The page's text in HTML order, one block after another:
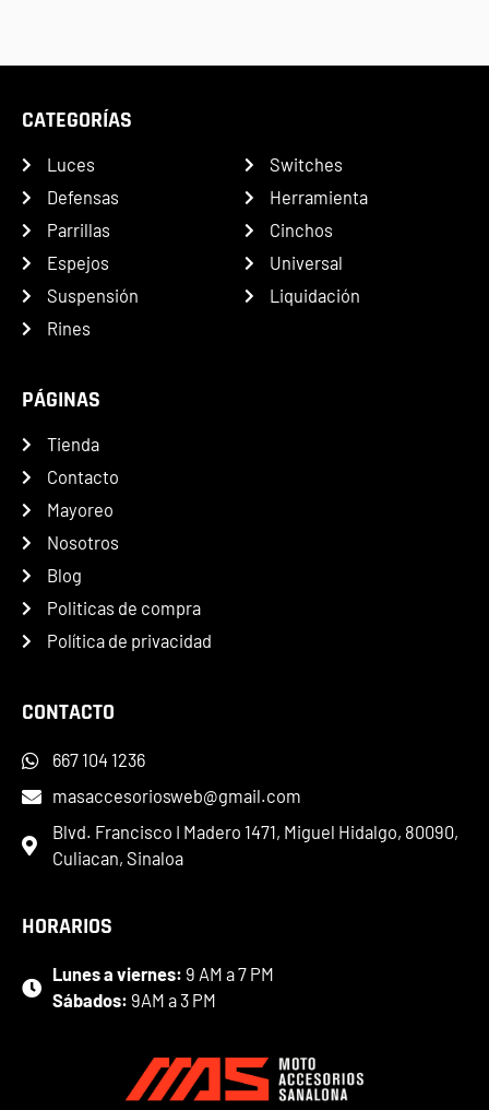
CATEGORÍAS
Luces
Defensas
Parrillas
Espejos
Suspensión
Rines
Switches
Herramienta
Cinchos
Universal
Liquidación
PÁGINAS
Tienda
Contacto
Mayoreo
Nosotros
Blog
Politicas de compra
Política de privacidad
CONTACTO
667 104 1236
masaccesoriosweb@gmail.com
Blvd. Francisco I Madero 1471, Miguel Hidalgo, 80090,
Culiacan, Sinaloa
HORARIOS
Lunes a viernes: 9 AM a 7 PM
Sábados: 9AM a 3 PM